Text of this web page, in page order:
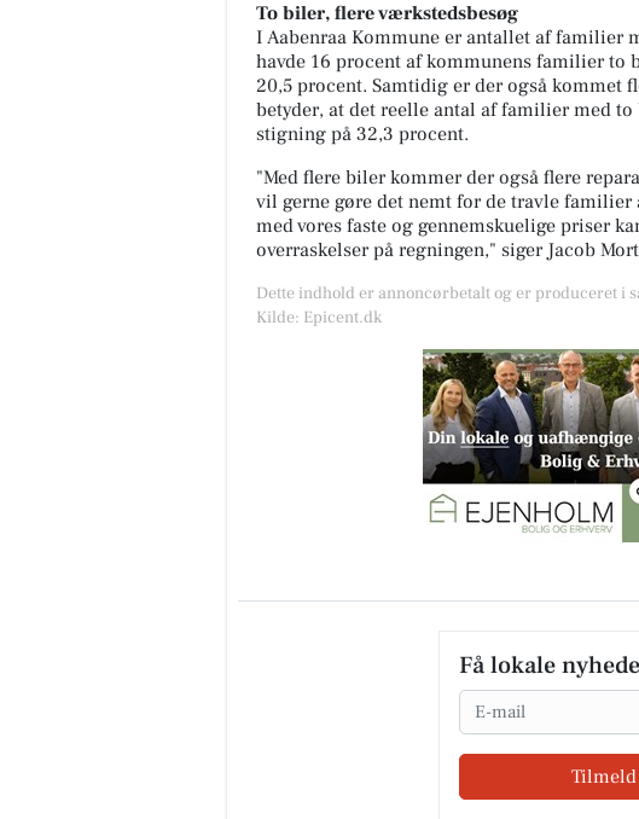
To biler, flere værkstedsbesøg
I Aabenraa Kommune er antallet af familier
havde 16 procent af kommunens familier to
20,5 procent. Samtidig er der også
betyder, at det reelle antal af familier med
stigning på 32,3 procent.
"Med flere biler kommer der også flere
vil gerne gøre det nemt for de travle familier
med vores faste og gennemskuelige priser
overraskelser på regningen," siger Jacob
Dette indhold er annoncørbetalt og er produceret i
Kilde: Epicent.dk
Få lokale
Email
Tilmeld